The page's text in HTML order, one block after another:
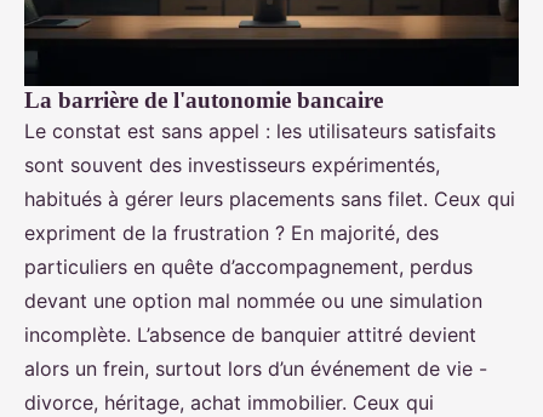
La barrière de l'autonomie bancaire
Le constat est sans appel : les utilisateurs satisfaits
sont souvent des investisseurs expérimentés,
habitués à gérer leurs placements sans filet. Ceux qui
expriment de la frustration ? En majorité, des
particuliers en quête d’accompagnement, perdus
devant une option mal nommée ou une simulation
incomplète. L’absence de banquier attitré devient
alors un frein, surtout lors d’un événement de vie -
divorce, héritage, achat immobilier. Ceux qui